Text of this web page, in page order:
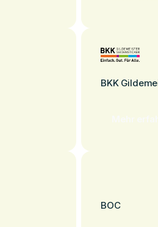
BKK
BOC